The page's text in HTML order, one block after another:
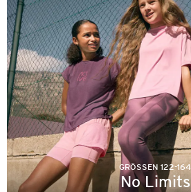
GRÖSSEN 122-164
No Limits